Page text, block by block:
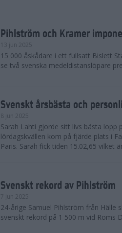
Pihlström och Kramer
13 jun 2025
15 000 åskådare i ett fullsatt Bislett
se två svenska medeldistanslöpare
Svenskt årsbästa och
8 jun 2025
Sarah Lahti gjorde sitt livs bästa lopp
lördagskvällen kom på fjärde plats i
Paris. Sarah fick tiden 15.02,65 vilket
Svenskt rekord av Pihlström
7 jun 2025
24-årige Samuel Pihlström från Hälle
svenskt rekord på 1 500 m vid Roms